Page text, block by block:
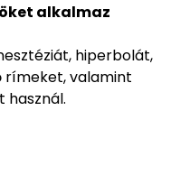
alkalmaz
hiperbolát,
rímeket, valamint
használ.